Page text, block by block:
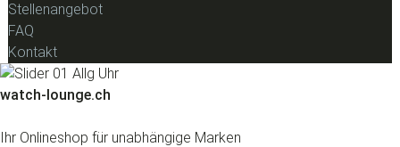
Stellenangebot
FAQ
Kontakt
watch-lounge.ch
Ihr Onlineshop für unabhängige Marken